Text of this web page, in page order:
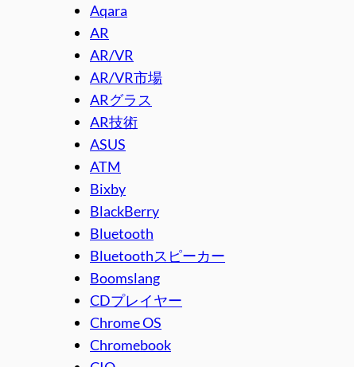
Aqara
AR
AR/VR
AR/VR市場
ARグラス
AR技術
ASUS
ATM
Bixby
BlackBerry
Bluetooth
Bluetoothスピーカー
Boomslang
CDプレイヤー
Chrome OS
Chromebook